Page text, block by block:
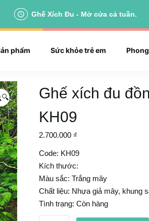
Ghế Xích Đu - Mở cửa cả tuần.
phẩm Sức khỏe trẻ em
🔍
Ghế xích đu
KH09
2.700.000 ₫
Code: KH09
Kích thước:
Màu sắc: Trắng mây
Chất liệu: Nhựa giả mây, khung
Tình trạng: Còn hàng